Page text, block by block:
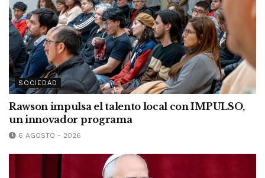
SOCIEDAD
Rawson impulsa el talento local con IMPULSO,
un innovador programa
6 AGOSTO - 2026